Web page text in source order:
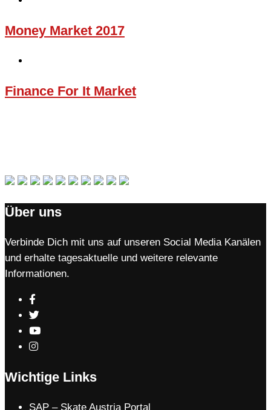
Money Market 2017
Finance For It Market
Über uns
Verbinde Dich mit uns auf unseren Social Media Kanälen
und erhalte tagesaktuelle und weitere relevante
Informationen.
Wichtige Links
SAP – Skate Austria Portal